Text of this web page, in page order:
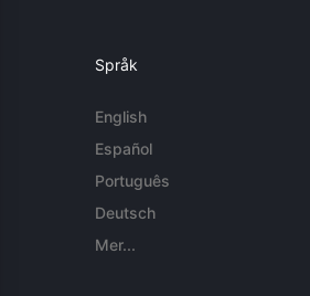
Språk
English
Español
Português
Deutsch
Mer...